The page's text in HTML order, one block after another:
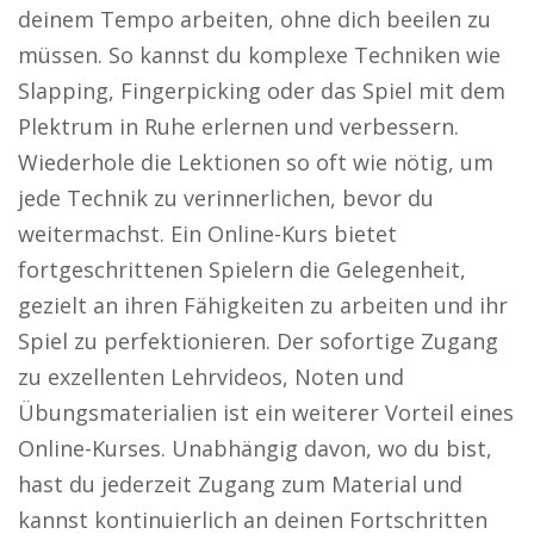
deinem Tempo arbeiten, ohne dich beeilen zu
müssen. So kannst du komplexe Techniken wie
Slapping, Fingerpicking oder das Spiel mit dem
Plektrum in Ruhe erlernen und verbessern.
Wiederhole die Lektionen so oft wie nötig, um
jede Technik zu verinnerlichen, bevor du
weitermachst. Ein Online-Kurs bietet
fortgeschrittenen Spielern die Gelegenheit,
gezielt an ihren Fähigkeiten zu arbeiten und ihr
Spiel zu perfektionieren. Der sofortige Zugang
zu exzellenten Lehrvideos, Noten und
Übungsmaterialien ist ein weiterer Vorteil eines
Online-Kurses. Unabhängig davon, wo du bist,
hast du jederzeit Zugang zum Material und
kannst kontinuierlich an deinen Fortschritten